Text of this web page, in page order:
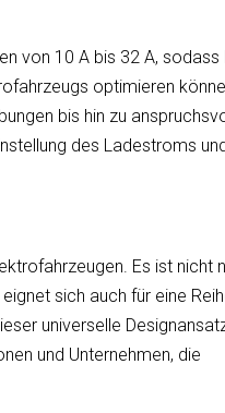
von 10 A bis 32 A, sodass
optimieren
bis hin zu
des Ladestroms
Es ist nicht
sich auch für eine
universelle
und Unternehmen, die